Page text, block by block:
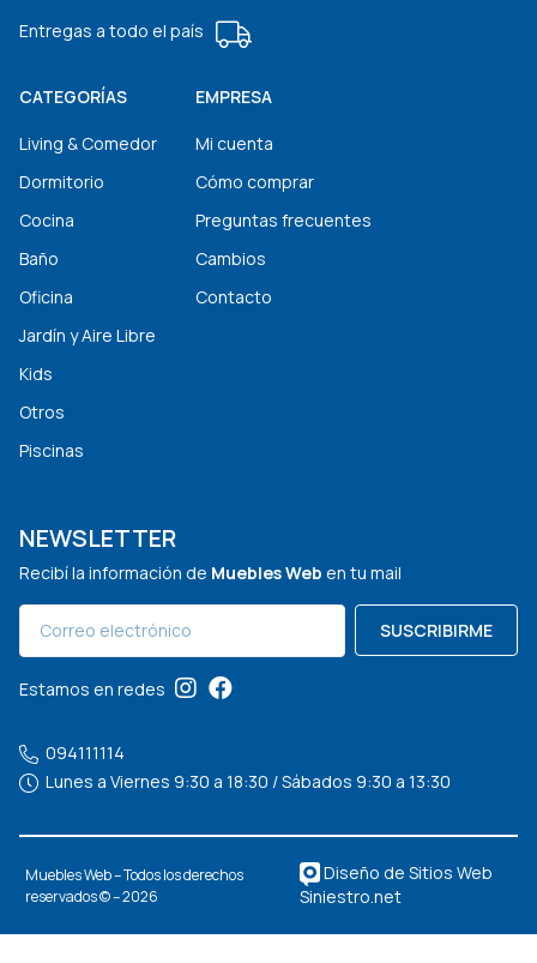
Entregas a todo el país
CATEGORÍAS
Living & Comedor
Dormitorio
Cocina
Baño
Oficina
Jardín y Aire Libre
Kids
Otros
Piscinas
EMPRESA
Mi cuenta
Cómo comprar
Preguntas frecuentes
Cambios
Contacto
NEWSLETTER
Recibí la información de Muebles Web en tu mail
SUSCRIBIRME
Estamos en redes
094111114
Lunes a Viernes 9:30 a 18:30 / Sábados 9:30 a 13:30
Muebles Web – Todos los derechos
reservados © – 2026
Diseño de Sitios Web
Siniestro.net